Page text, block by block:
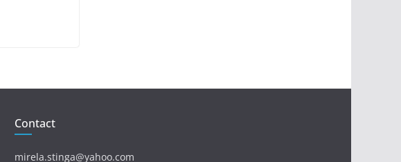
Contact
mirela.stinga@yahoo.com